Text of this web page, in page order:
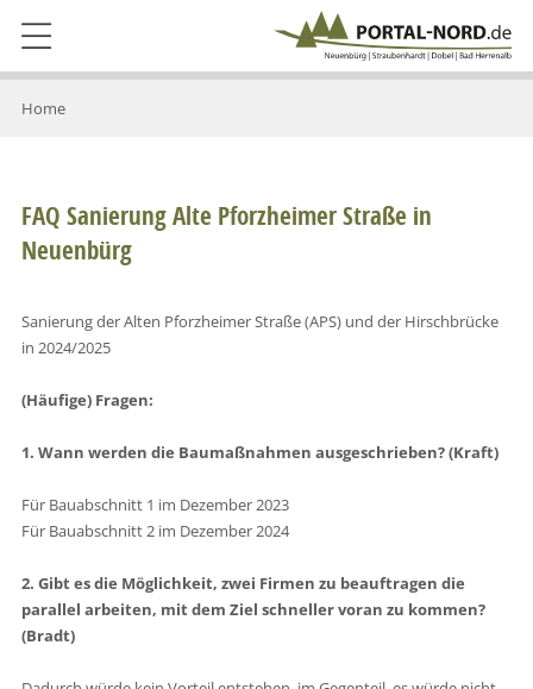
Home
FAQ Sanierung Alte Pforzheimer Straße in
Neuenbürg
Sanierung der Alten Pforzheimer Straße (APS) und der Hirschbrücke
in 2024/2025
(Häufige) Fragen:
1. Wann werden die Baumaßnahmen ausgeschrieben? (Kraft)
Für Bauabschnitt 1 im Dezember 2023
Für Bauabschnitt 2 im Dezember 2024
2. Gibt es die Möglichkeit, zwei Firmen zu beauftragen die
parallel arbeiten, mit dem Ziel schneller voran zu kommen?
(Bradt)